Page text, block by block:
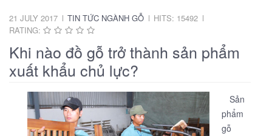
21 JULY 2017 TIN TỨC NGÀNH GỖ
HITS: 15492
RATING:
Khi nào đồ gỗ trở thành sản phẩm
xuất khẩu chủ lực?
Sản
phẩm
gỗ